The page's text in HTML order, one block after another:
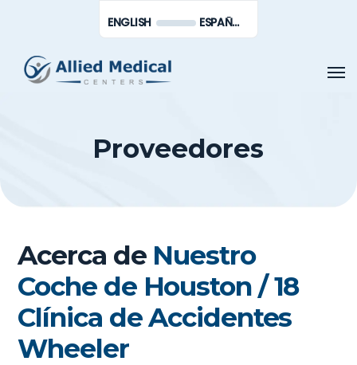
contenido
principal
Proveedores
Acerca deNuestro
Coche de Houston / 18
Clínica de Accidentes
Wheeler
ENGLISH ESPAÑOL DE MÉXICO